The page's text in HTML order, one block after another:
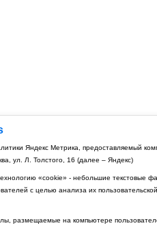
Яндекс Метрика, предоставляемый
ул. Л. Толстого, 16 (далее – Яндекс)
«cookie» - небольшие текстовые
с целью анализа их пользовательской
размещаемые на компьютере